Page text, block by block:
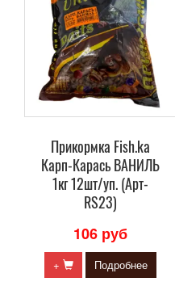
Прикормка Fish.ka
Карп-Карась ВАНИЛЬ
1кг 12шт/уп. (Арт-
RS23)
106 руб
+ Подробнее